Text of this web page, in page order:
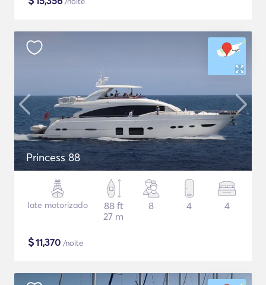
Princess 88
Iate motorizado
88 ft
27 m
8 4 4
$11,370 /noite